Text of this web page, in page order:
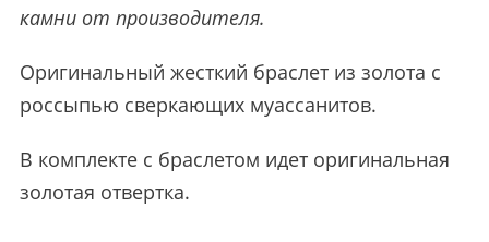
камни от производителя.
Оригинальный жесткий браслет из золота с
россыпью сверкающих муассанитов.
В комплекте c браслетом идет оригинальная
золотая отвертка.